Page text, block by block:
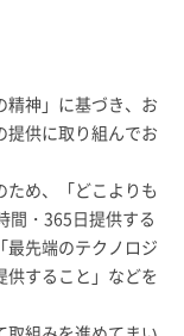
精神」に基づき、お
提供に取り組んでお
ため、「どこよりも
間・365日提供する
最先端のテクノロジ
すること」などを